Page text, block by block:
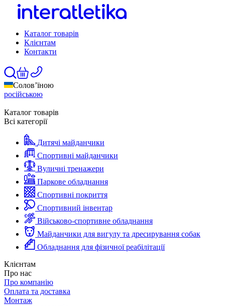
Каталог товарів
Клієнтам
Контакти
Солов’їною
російською
Каталог товарів
Всі категорії
Дитячі майданчики
Спортивні майданчики
Вуличні тренажери
Паркове обладнання
Спортивні покриття
Спортивний інвентар
Військово-спортивне обладнання
Майданчики для вигулу та дресирування собак
Обладнання для фізичної реабілітації
Клієнтам
Про нас
Про компанію
Оплата та доставка
Монтаж